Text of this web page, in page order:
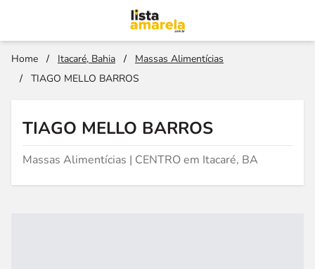
Home / Itacaré, Bahia /
Massas Alimentícias
/
TIAGO MELLO BARROS
TIAGO MELLO BARROS
Massas Alimentícias | CENTRO em Itacaré, BA